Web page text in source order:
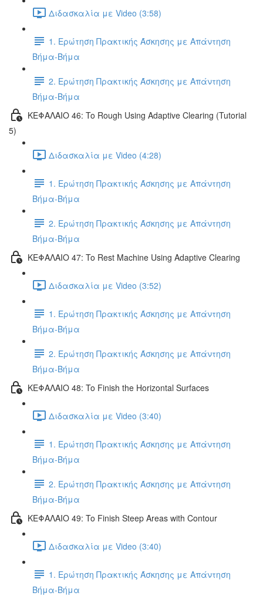
Διδασκαλία με Video (3:58)
1. Ερώτηση Πρακτικής Άσκησης με Απάντηση
Βήμα-Βήμα
2. Ερώτηση Πρακτικής Άσκησης με Απάντηση
Βήμα-Βήμα
ΚΕΦΑΛΑΙΟ 46: To Rough Using Adaptive Clearing (Tutorial
5)
Διδασκαλία με Video (4:28)
1. Ερώτηση Πρακτικής Άσκησης με Απάντηση
Βήμα-Βήμα
2. Ερώτηση Πρακτικής Άσκησης με Απάντηση
Βήμα-Βήμα
ΚΕΦΑΛΑΙΟ 47: To Rest Machine Using Adaptive Clearing
Διδασκαλία με Video (3:52)
1. Ερώτηση Πρακτικής Άσκησης με Απάντηση
Βήμα-Βήμα
2. Ερώτηση Πρακτικής Άσκησης με Απάντηση
Βήμα-Βήμα
ΚΕΦΑΛΑΙΟ 48: To Finish the Horizontal Surfaces
Διδασκαλία με Video (3:40)
1. Ερώτηση Πρακτικής Άσκησης με Απάντηση
Βήμα-Βήμα
2. Ερώτηση Πρακτικής Άσκησης με Απάντηση
Βήμα-Βήμα
ΚΕΦΑΛΑΙΟ 49: To Finish Steep Areas with Contour
Διδασκαλία με Video (3:40)
1. Ερώτηση Πρακτικής Άσκησης με Απάντηση
Βήμα-Βήμα